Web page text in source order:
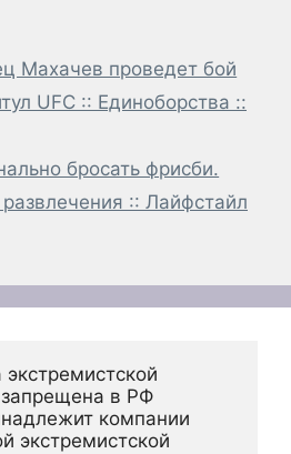
Махачев проведет бой
UFC :: Единоборства ::
бросать фрисби.
:: Лайфстайл
запрещена в РФ
компании
экстремистской